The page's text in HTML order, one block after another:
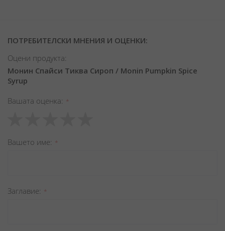
ПОТРЕБИТЕЛСКИ МНЕНИЯ И ОЦЕНКИ:
Оцени продукта:
Монин Спайси Тиква Сироп / Monin Pumpkin Spice
Syrup
Вашата оценка
star
stars
stars
stars
stars
Вашето име
Заглавиe